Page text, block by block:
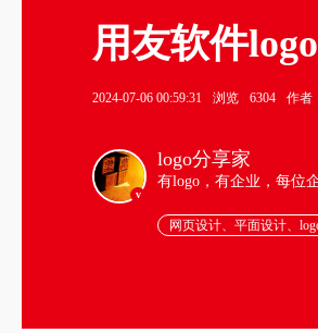
用友软件
2024-07-06 00:59:31 浏览 6304 作者
v
logo分享家
有logo，有企业，每位
网页设计、平面设计、